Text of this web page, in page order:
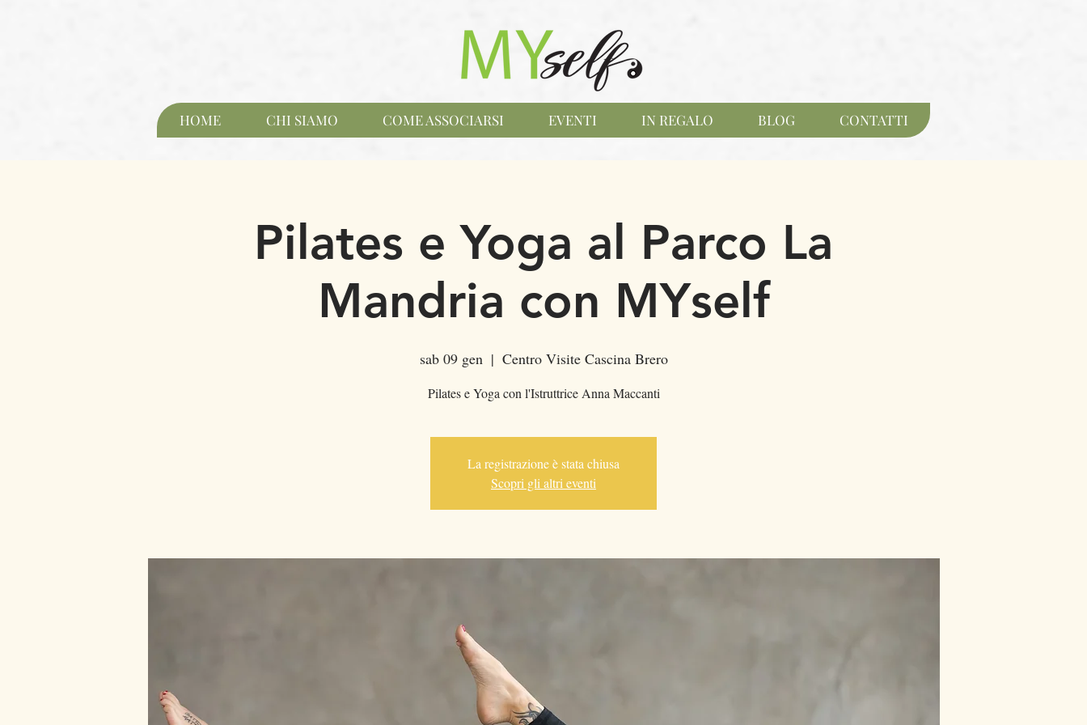
HOME CHI SIAMO COME ASSOCIARSI EVENTI IN REGALO BLOG CONTATTI
Pilates e Yoga al Parco La
Mandria con MYself
sab 09 gen
  |
Centro Visite Cascina Brero
Pilates e Yoga con l'Istruttrice Anna Maccanti
La registrazione è stata chiusa
Scopri gli altri eventi